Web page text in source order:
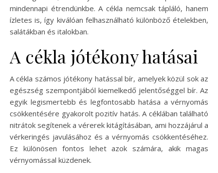
mindennapi étrendünkbe. A cékla nemcsak tápláló, hanem
ízletes is, így kiválóan felhasználható különböző ételekben,
salátákban és italokban.
A cékla jótékony hatásai
A cékla számos jótékony hatással bír, amelyek közül sok az
egészség szempontjából kiemelkedő jelentőséggel bír. Az
egyik legismertebb és legfontosabb hatása a vérnyomás
csökkentésére gyakorolt pozitív hatás. A céklában található
nitrátok segítenek a vérerek kitágításában, ami hozzájárul a
vérkeringés javulásához és a vérnyomás csökkentéséhez.
Ez különösen fontos lehet azok számára, akik magas
vérnyomással küzdenek.